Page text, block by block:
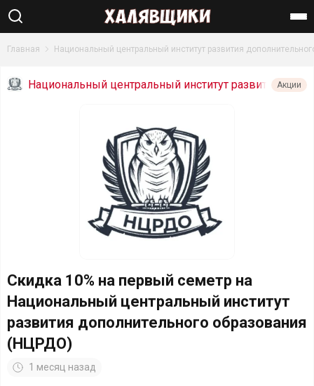
Найти
Главная Национальный центральный институт развития
Национальный центральный институт развит
Акции
Скидка 10% на первый семетр на
Национальный центральный институт
развития дополнительного образования
(НЦРДО)
1 месяц назад